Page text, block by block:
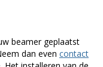
beamer geplaatst
dan even contact